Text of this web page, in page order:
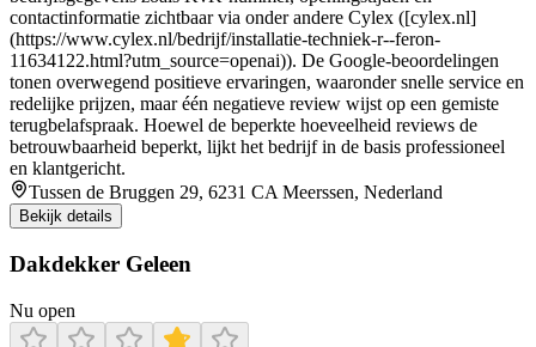
contactinformatie zichtbaar via onder andere Cylex ([cylex.nl]
(https://www.cylex.nl/bedrijf/installatie-techniek-r--feron-
11634122.html?utm_source=openai)). De Google‑beoordelingen
tonen overwegend positieve ervaringen, waaronder snelle service en
redelijke prijzen, maar één negatieve review wijst op een gemiste
terugbelafspraak. Hoewel de beperkte hoeveelheid reviews de
betrouwbaarheid beperkt, lijkt het bedrijf in de basis professioneel
en klantgericht.
Tussen de Bruggen 29, 6231 CA Meerssen, Nederland
Bekijk details
Dakdekker Geleen
Nu open